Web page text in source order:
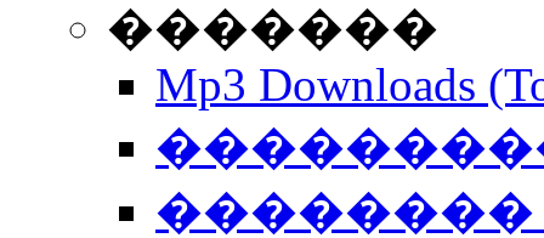
�������
Mp3 Downloads
��������